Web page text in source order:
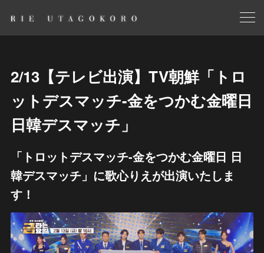
2/13【テレビ出演】TV朝鮮「トロ
ットデスマッチ-金をつかむ金曜日
日韓デスマッチ」
「トロットデスマッチ-金をつかむ金曜日 日
韓デスマッチ」に歌心りえが出演いたしま
す！